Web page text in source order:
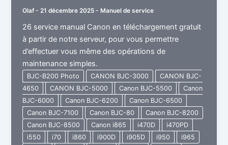
Olaf-21 décembre 2025- Manuel de service
26 service manual Canon en téléchargement gratuit
à partir de notre serveur, pour vous permettre
d’effectuer vous même des opérations de
maintenance simples.
BJC-B200 Photo CANON BJC-3000
CANON BJC-
4650
CANON BJC-5000 Canon BJC-5500
Canon
BJC-6000
Canon BJC-6200
Canon BJC-6500
Canon BJC-7100
Canon BJC-80
Canon BJC-8200
Canon BJC-8500
Canon i865 i470D
i470PD
i550
i70 i860 i900D i905D i950
i965